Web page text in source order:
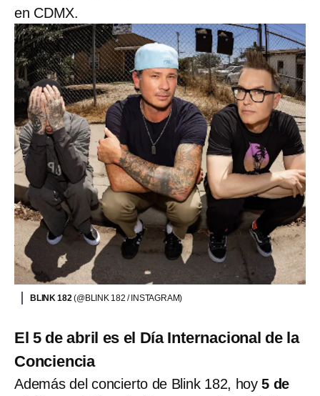
en CDMX.
BLINK 182(@BLINK 182 / INSTAGRAM)
El 5 de abril es el Día Internacional de la
Conciencia
Además del concierto de Blink 182, hoy5 de